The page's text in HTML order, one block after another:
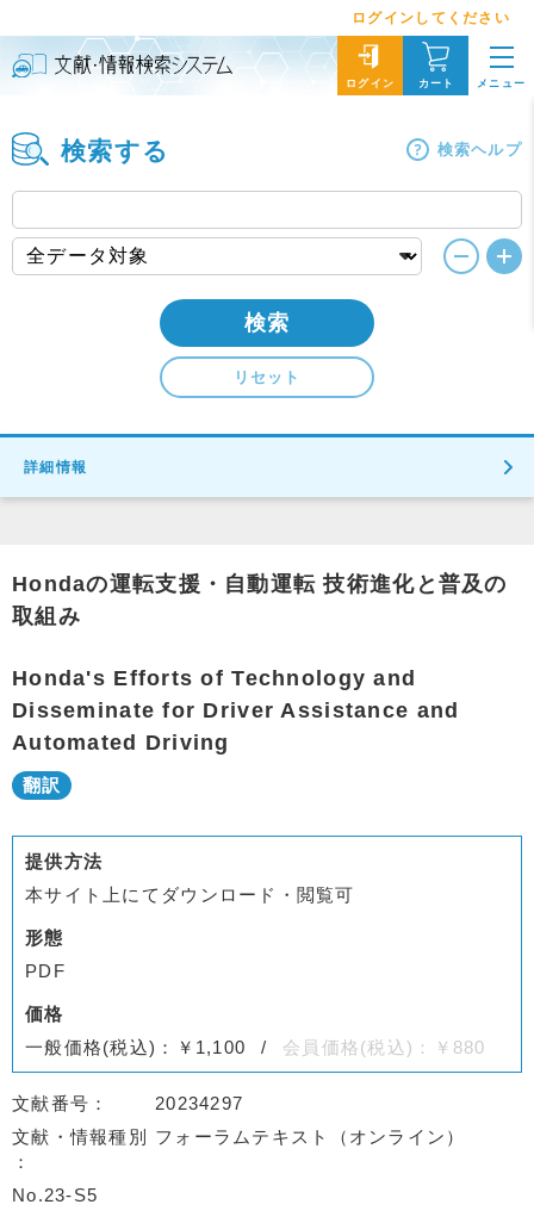
ログインしてください
ログイン カート メニュー
検索する 検索ヘルプ
検索
リセット
詳細情報
Hondaの運転支援・自動運転 技術進化と普及の
取組み
Honda's Efforts of Technology and
Disseminate for Driver Assistance and
Automated Driving
提供方法
本サイト上にてダウンロード・閲覧可
形態
PDF
価格
一般価格(税込)：￥1,100
会員価格(税込)：￥880
文献番号
20234297
文献・情報種別
フォーラムテキスト（オンライン）
No.23-S5